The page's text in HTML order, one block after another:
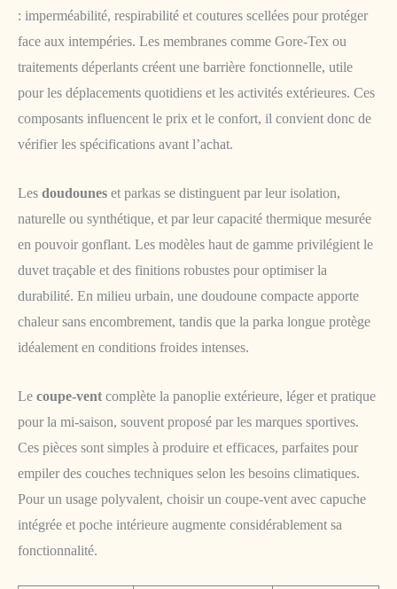
: imperméabilité, respirabilité et coutures scellées pour protéger
face aux intempéries. Les membranes comme Gore-Tex ou
traitements déperlants créent une barrière fonctionnelle, utile
pour les déplacements quotidiens et les activités extérieures. Ces
composants influencent le prix et le confort, il convient donc de
vérifier les spécifications avant l’achat.
Les doudounes et parkas se distinguent par leur isolation,
naturelle ou synthétique, et par leur capacité thermique mesurée
en pouvoir gonflant. Les modèles haut de gamme privilégient le
duvet traçable et des finitions robustes pour optimiser la
durabilité. En milieu urbain, une doudoune compacte apporte
chaleur sans encombrement, tandis que la parka longue protège
idéalement en conditions froides intenses.
Le coupe-vent complète la panoplie extérieure, léger et pratique
pour la mi-saison, souvent proposé par les marques sportives.
Ces pièces sont simples à produire et efficaces, parfaites pour
empiler des couches techniques selon les besoins climatiques.
Pour un usage polyvalent, choisir un coupe-vent avec capuche
intégrée et poche intérieure augmente considérablement sa
fonctionnalité.